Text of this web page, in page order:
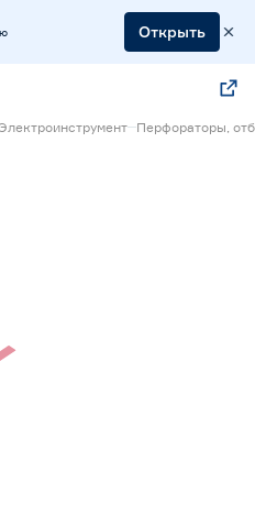
Открыть
Электроинструмент Перфораторы,